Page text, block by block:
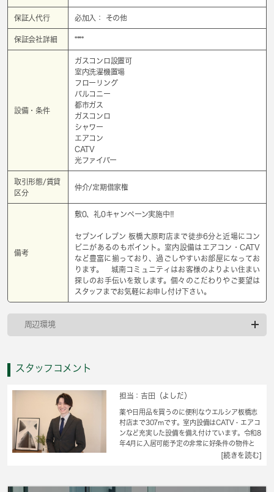
保証人代行 必加入： その他
保証会社詳細 ****
設備・条件
ガスコンロ設置可
室内洗濯機置場
フローリング
バルコニー
都市ガス
ガスコンロ
シャワー
エアコン
CATV
光ファイバー
取引形態/賃貸
区分
仲介/定期借家権
備考
敷0、礼0キャンペーン実施中!!
セブンイレブン 板橋大原町店まで徒歩6分と近場にコン
ビニがあるのもポイント。室内設備はエアコン・CATV
など豊富に揃っており、過ごしやすいお部屋になってお
ります。 城南コミュニティはお客様のよりよい住まい
探しのお手伝いを致します。個々のこだわりやご要望は
スタッフまでお気軽にお申し付け下さい。
周辺環境
スタッフコメント
担当：吉田（よしだ）
薬や日用品を買うのに便利なウエルシア板橋志
村店まで307mです。室内設備はCATV・エアコ
ンなど充実した設備を備え付けています。令和8
年4月に入居可能予定の非常に好条件の物件と
なっております。お家の中でパソコンを快適に
トです。これからの住まいは納得のいくものに
[続きを読む]